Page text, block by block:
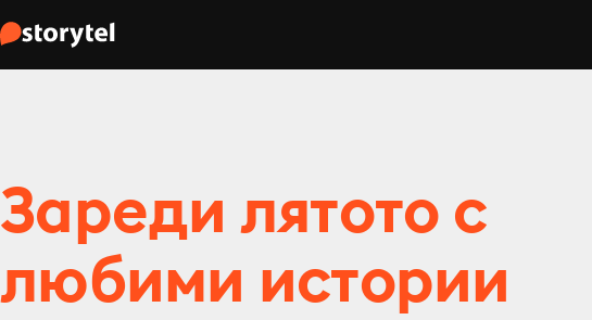
Зареди лятото с
любими истории